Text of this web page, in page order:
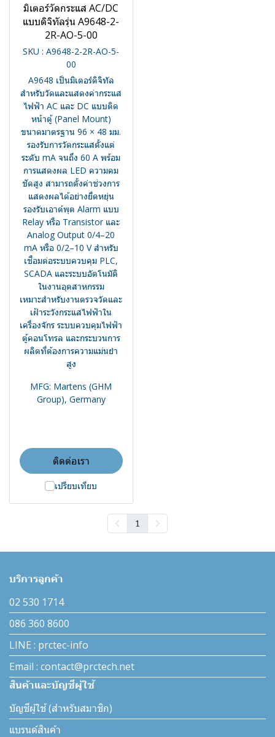
มิเตอร์วัดกระแส AC/DC
แบบดิจิทัลรุ่น A9648-2-
2R-AO-5-00
SKU : A9648-2-2R-AO-5-
00
A9648 เป็นมิเตอร์ดิจิทัล
สำหรับวัดและแสดงค่ากระแส
ไฟฟ้า AC และ DC แบบติด
หน้าตู้ (Panel Mount)
ขนาดมาตรฐาน 96 × 48 มม.
รองรับการวัดกระแสตั้งแต่
ระดับ mA จนถึง 60 A พร้อม
การแสดงผล LED ความคม
ชัดสูง สามารถตั้งค่าช่วงการ
แสดงผลได้อย่างยืดหยุ่น
รองรับเอาต์พุต Alarm แบบ
Relay หรือ Transistor และ
Analog Output 0/4–20
mA หรือ 0/2–10 V สำหรับ
เชื่อมต่อระบบควบคุม PLC,
SCADA และระบบอัตโนมัติ
ในงานอุตสาหกรรม
เหมาะสำหรับงานตรวจวัดและ
เฝ้าระวังกระแสไฟฟ้าใน
เครื่องจักร ระบบควบคุมไฟฟ้า
ตู้คอนโทรล และกระบวนการ
ผลิตที่ต้องการความแม่นยำ
สูง
MFG: Martens (GHM
Group), Germany
ติดต่อเรา
เปรียบเทียบ
1
บริการลูกค้า
02 530 1714
086 360 8600
LINE : prctec-info
Email : contact@prctech.net
สินค้าและบัญชีผู้ใช้
บัญชีผู้ใช้ (สำหรับสมาชิก)
แบรนด์สินค้า